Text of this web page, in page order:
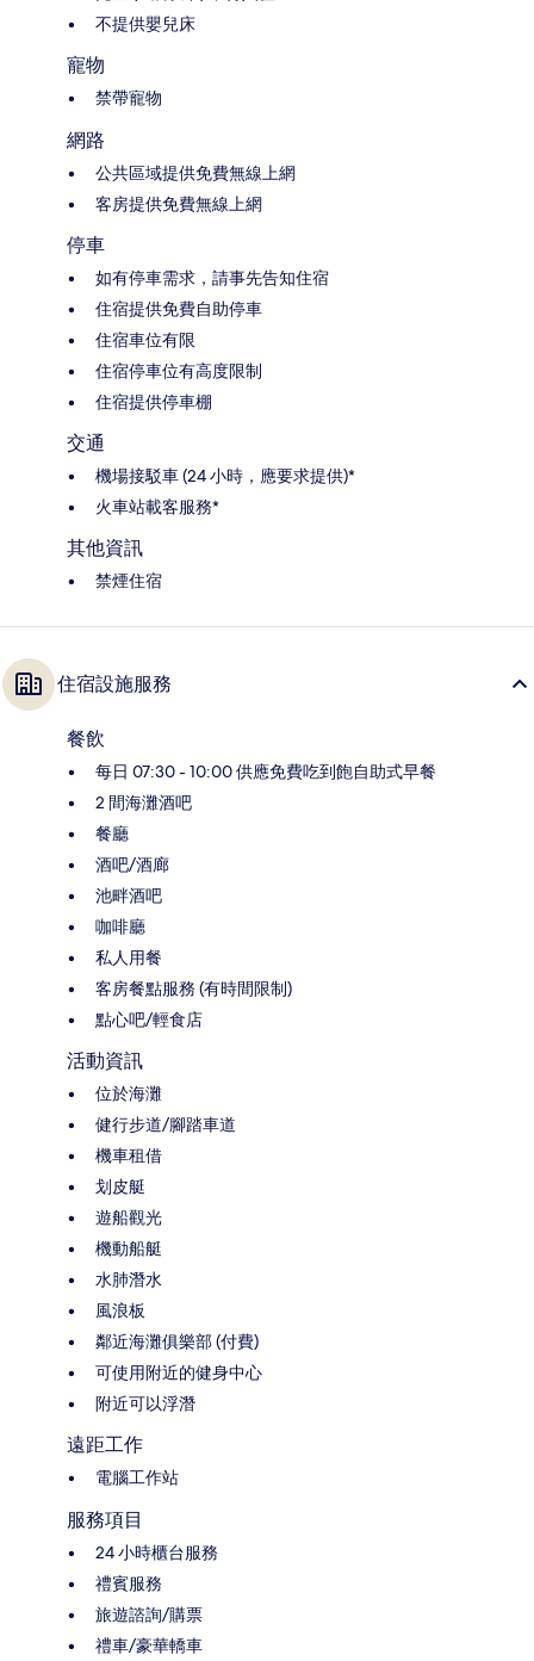
不提供嬰兒床
寵物
禁帶寵物
網路
公共區域提供免費無線上網
客房提供免費無線上網
停車
如有停車需求，請事先告知住宿
住宿提供免費自助停車
住宿車位有限
住宿停車位有高度限制
住宿提供停車棚
交通
機場接駁車 (24 小時，應要求提供)*
火車站載客服務*
其他資訊
禁煙住宿
住宿設施服務
餐飲
每日 07:30 - 10:00 供應免費吃到飽自助式早餐
2 間海灘酒吧
餐廳
酒吧/酒廊
池畔酒吧
咖啡廳
私人用餐
客房餐點服務 (有時間限制)
點心吧/輕食店
活動資訊
位於海灘
健行步道/腳踏車道
機車租借
划皮艇
遊船觀光
機動船艇
水肺潛水
風浪板
鄰近海灘俱樂部 (付費)
可使用附近的健身中心
附近可以浮潛
遠距工作
電腦工作站
服務項目
24 小時櫃台服務
禮賓服務
旅遊諮詢/購票
禮車/豪華轎車